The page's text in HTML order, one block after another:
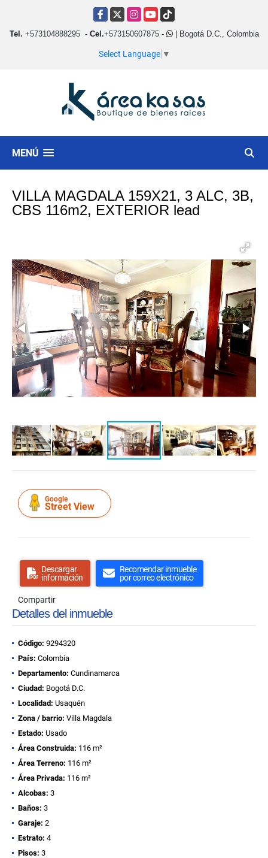
Facebook
X Instagram
YouTubeTikTok
Tel. +573104888295- Cel.+573150607875- | Bogotá D.C., Colombia
Select Language ▼
MENÚ
VILLA MAGDALA 159X21, 3 ALC, 3B,
CBS 116m2, EXTERIOR lead
Google
Street View
Descargar
información
Recomendar inmueble
por correo electrónico
Compartir
Detalles del inmueble
Código: 9294320
País: Colombia
Departamento: Cundinamarca
Ciudad: Bogotá D.C.
Localidad: Usaquén
Zona / barrio: Villa Magdala
Estado: Usado
Área Construida: 116 m²
Área Terreno: 116 m²
Área Privada: 116 m²
Alcobas: 3
Baños: 3
Garaje: 2
Estrato: 4
Pisos: 3